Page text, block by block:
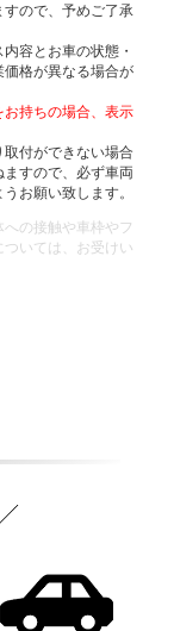
ので、予めご了承
容とお車の状態・
格が異なる場合が
持ちの場合、表示
付ができない場合
すので、必ず車両
お願い致します。
の接触や車枠やフ
いては、お受けい